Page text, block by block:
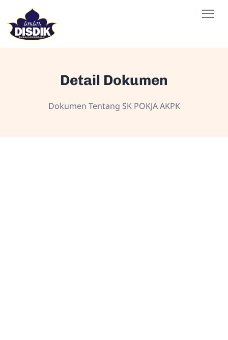
Detail Dokumen
Dokumen Tentang SK POKJA AKPK